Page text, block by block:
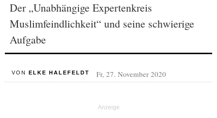
Der „Unabhängige Expertenkreis
Muslimfeindlichkeit“ und seine schwierige
Aufgabe
VON ELKE HALEFELDT Fr, 27. November 2020